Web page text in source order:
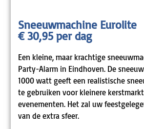
Sneeuwmachine Eurolite
€ 30,95 per dag
Een kleine, maar krachtige
Party-Alarm in Eindhoven. De
1000 watt geeft een realistische
te gebruiken voor kleinere
evenementen. Het zal uw
van de extra sfeer.